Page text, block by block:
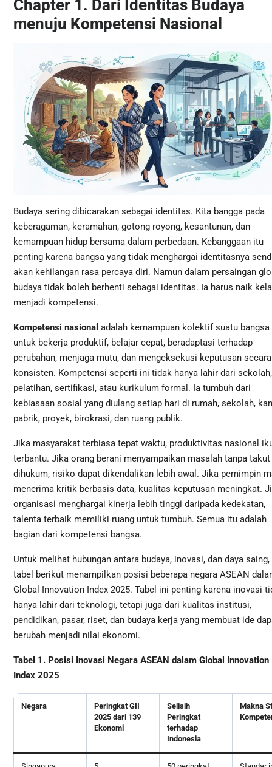
Chapter 1. Dari Identitas Budaya
menuju Kompetensi Nasional
Budaya sering dibicarakan sebagai identitas. Kita bangga pada
keberagaman, keramahan, gotong royong, kesantunan, dan
kemampuan hidup bersama dalam perbedaan. Kebanggaan itu
penting karena bangsa yang tidak menghargai identitasnya
akan kehilangan rasa percaya diri. Namun dalam persaingan
budaya tidak boleh berhenti sebagai identitas. Ia harus naik
menjadi kompetensi.
Kompetensi nasional adalah kemampuan kolektif suatu bangsa
untuk bekerja produktif, belajar cepat, beradaptasi terhadap
perubahan, menjaga mutu, dan mengeksekusi keputusan secara
konsisten. Kompetensi seperti ini tidak hanya lahir dari sekolah,
pelatihan, sertifikasi, atau kurikulum formal. Ia tumbuh dari
kebiasaan sosial yang diulang setiap hari di rumah, sekolah,
pabrik, proyek, birokrasi, dan ruang publik.
Jika masyarakat terbiasa tepat waktu, produktivitas nasional
terbantu. Jika orang berani menyampaikan masalah tanpa takut
dihukum, risiko dapat dikendalikan lebih awal. Jika pemimpin
menerima kritik berbasis data, kualitas keputusan meningkat.
organisasi menghargai kinerja lebih tinggi daripada kedekatan,
talenta terbaik memiliki ruang untuk tumbuh. Semua itu adalah
bagian dari kompetensi bangsa.
Untuk melihat hubungan antara budaya, inovasi, dan daya saing,
tabel berikut menampilkan posisi beberapa negara ASEAN
Global Innovation Index 2025. Tabel ini penting karena inovasi
hanya lahir dari teknologi, tetapi juga dari kualitas institusi,
pendidikan, pasar, riset, dan budaya kerja yang membuat ide
berubah menjadi nilai ekonomi.
Tabel 1. Posisi Inovasi Negara ASEAN dalam Global Innovation
Index 2025
Negara
Peringkat GII
2025 dari 139
Ekonomi
Selisih
Peringkat
terhadap
Indonesia
Makna